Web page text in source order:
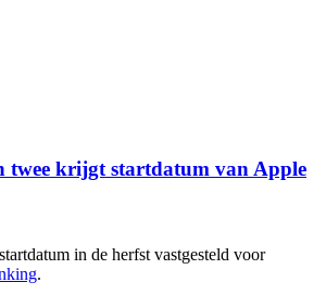
twee krijgt startdatum van Apple
in de herfst vastgesteld voor
.